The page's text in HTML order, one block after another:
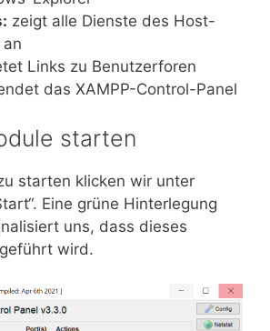
zeigt alle Dienste des Host-
Links zu Benutzerforen
das XAMPP-Control-Panel
starten
starten klicken wir unter
Eine grüne Hinterlegung
uns, dass dieses
wird.